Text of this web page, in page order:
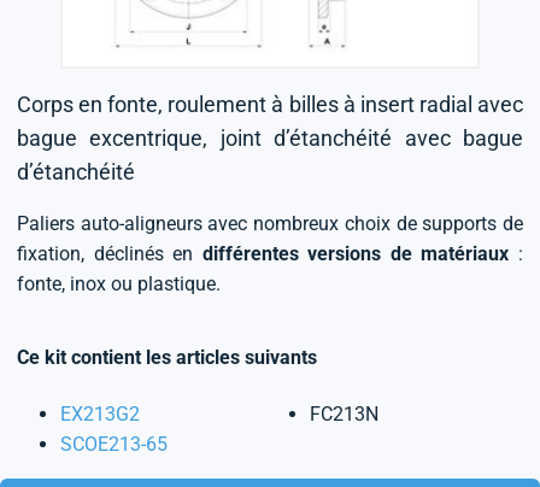
Corps en fonte, roulement à billes à insert radial avec
bague excentrique, joint d’étanchéité avec bague
d’étanchéité
Paliers auto-aligneurs avec nombreux choix de supports de
fixation, déclinés en différentes versions de matériaux :
fonte, inox ou plastique.
Ce kit contient les articles suivants
EX213G2
SCOE213-65
FC213N